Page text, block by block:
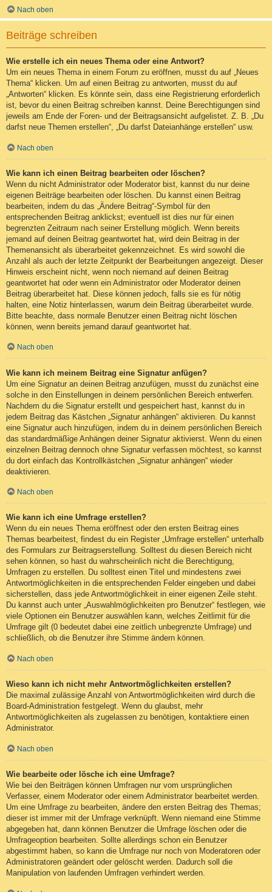
Nach oben
Beiträge schreiben
Wie erstelle ich ein neues Thema oder eine Antwort?
Um ein neues Thema in einem Forum zu eröffnen, musst du auf „Neues
Thema“ klicken. Um auf einen Beitrag zu antworten, musst du auf
„Antworten“ klicken. Es könnte sein, dass eine Registrierung erforderlich
ist, bevor du einen Beitrag schreiben kannst. Deine Berechtigungen sind
jeweils am Ende der Foren- und der Beitragsansicht aufgelistet. Z. B. „Du
darfst neue Themen erstellen“, „Du darfst Dateianhänge erstellen“ usw.
Nach oben
Wie kann ich einen Beitrag bearbeiten oder löschen?
Wenn du nicht Administrator oder Moderator bist, kannst du nur deine
eigenen Beiträge bearbeiten oder löschen. Du kannst einen Beitrag
bearbeiten, indem du das „Ändere Beitrag“-Symbol für den
entsprechenden Beitrag anklickst; eventuell ist dies nur für einen
begrenzten Zeitraum nach seiner Erstellung möglich. Wenn bereits
jemand auf deinen Beitrag geantwortet hat, wird dein Beitrag in der
Themenansicht als überarbeitet gekennzeichnet. Es wird sowohl die
Anzahl als auch der letzte Zeitpunkt der Bearbeitungen angezeigt. Dieser
Hinweis erscheint nicht, wenn noch niemand auf deinen Beitrag
geantwortet hat oder wenn ein Administrator oder Moderator deinen
Beitrag überarbeitet hat. Diese können jedoch, falls sie es für nötig
halten, eine Notiz hinterlassen, warum dein Beitrag überarbeitet wurde.
Bitte beachte, dass normale Benutzer einen Beitrag nicht löschen
können, wenn bereits jemand darauf geantwortet hat.
Nach oben
Wie kann ich meinem Beitrag eine Signatur anfügen?
Um eine Signatur an deinen Beitrag anzufügen, musst du zunächst eine
solche in den Einstellungen in deinem persönlichen Bereich entwerfen.
Nachdem du die Signatur erstellt und gespeichert hast, kannst du in
jedem Beitrag das Kästchen „Signatur anhängen“ aktivieren. Du kannst
eine Signatur auch hinzufügen, indem du in deinem persönlichen Bereich
das standardmäßige Anhängen deiner Signatur aktivierst. Wenn du einen
einzelnen Beitrag dennoch ohne Signatur verfassen möchtest, so kannst
du dort einfach das Kontrollkästchen „Signatur anhängen“ wieder
deaktivieren.
Nach oben
Wie kann ich eine Umfrage erstellen?
Wenn du ein neues Thema eröffnest oder den ersten Beitrag eines
Themas bearbeitest, findest du ein Register „Umfrage erstellen“ unterhalb
des Formulars zur Beitragserstellung. Solltest du diesen Bereich nicht
sehen können, so hast du wahrscheinlich nicht die Berechtigung,
Umfragen zu erstellen. Du solltest einen Titel und mindestens zwei
Antwortmöglichkeiten in die entsprechenden Felder eingeben und dabei
sicherstellen, dass jede Antwortmöglichkeit in einer eigenen Zeile steht.
Du kannst auch unter „Auswahlmöglichkeiten pro Benutzer“ festlegen, wie
viele Optionen ein Benutzer auswählen kann, welches Zeitlimit für die
Umfrage gilt (0 bedeutet dabei eine zeitlich unbegrenzte Umfrage) und
schließlich, ob die Benutzer ihre Stimme ändern können.
Nach oben
Wieso kann ich nicht mehr Antwortmöglichkeiten erstellen?
Die maximal zulässige Anzahl von Antwortmöglichkeiten wird durch die
Board-Administration festgelegt. Wenn du glaubst, mehr
Antwortmöglichkeiten als zugelassen zu benötigen, kontaktiere einen
Administrator.
Nach oben
Wie bearbeite oder lösche ich eine Umfrage?
Wie bei den Beiträgen können Umfragen nur vom ursprünglichen
Verfasser, einem Moderator oder einem Administrator bearbeitet werden.
Um eine Umfrage zu bearbeiten, ändere den ersten Beitrag des Themas;
dieser ist immer mit der Umfrage verknüpft. Wenn niemand eine Stimme
abgegeben hat, dann können Benutzer die Umfrage löschen oder die
Umfrageoption bearbeiten. Sollte allerdings schon ein Benutzer
abgestimmt haben, so kann die Umfrage nur noch von Moderatoren oder
Administratoren geändert oder gelöscht werden. Dadurch soll die
Manipulation von laufenden Umfragen verhindert werden.